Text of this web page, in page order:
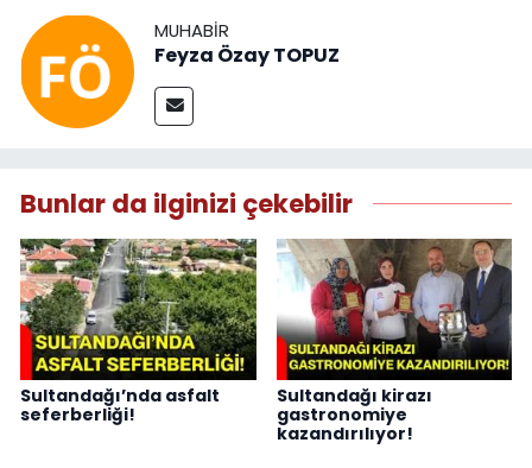
MUHABIR
Feyza Özay TOPUZ
Bunlar da ilginizi çekebilir
Sultandağı’nda asfalt
seferberliği!
Sultandağı kirazı
gastronomiye
kazandırılıyor!